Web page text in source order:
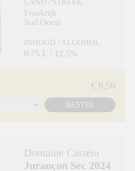
LAND / STREEK
Frankrijk
Sud Ouest
INHOUD / ALCOHOL
0.75 L / 12,5%
€ 8,50
BESTEL
Domaine Castéra
Jurançon Sec 2024